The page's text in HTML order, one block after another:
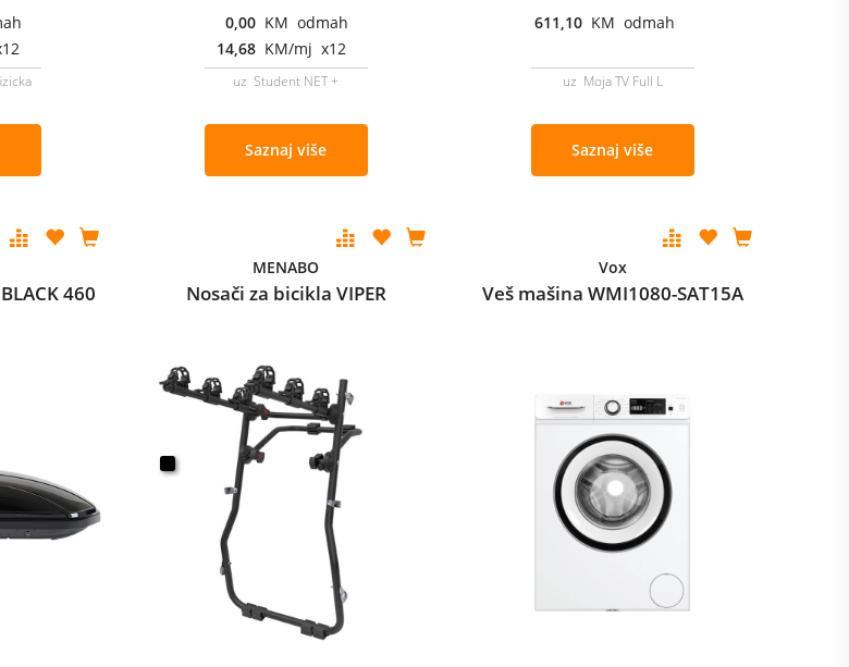
0,00 KM odmah
14,68 KM/mj x12
uz Student NET +
Saznaj više
611,10 KM odmah
uz Moja TV Full L
Saznaj više
460
MENABO
Nosači za bicikla VIPER
Vox
Veš mašina WMI1080-SAT15A